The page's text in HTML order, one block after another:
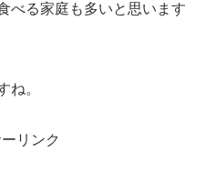
べる家庭も多いと思います
ね。
リンク